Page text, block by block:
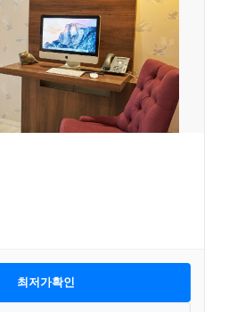
최저가확인